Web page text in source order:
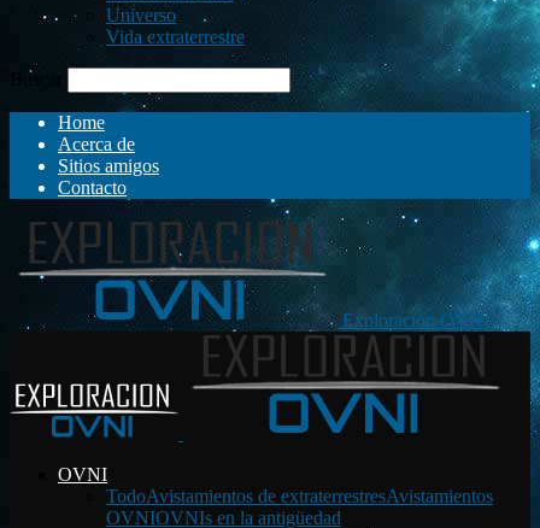
Universo
Vida extraterrestre
Buscar
Home
Acerca de
Sitios amigos
Contacto
Exploración OVNI
OVNI
TodoAvistamientos de extraterrestresAvistamientos
OVNIOVNIs en la antigüedad